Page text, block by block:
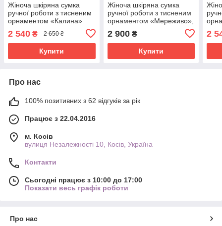
Жіноча шкіряна сумка
ручної роботи з тисненим
орнаментом «Калина»
натуральної шкіри,
20*21*8 см
2 540 ₴ 2 650 ₴
Купити
Жіноча шкіряна сумка
ручної роботи з тисненим
орнаментом «Мереживо»,
рудого кольору 20*21*9 см
2 900₴
Купити
2
Про нас
100% позитивних з 62 відгуків за рік
Працює з 22.04.2016
м. Косів
вулиця Незалежності 10, Косів, Україна
Контакти
Сьогодні працює з 10:00 до 17:00
Показати весь графік роботи
Про нас